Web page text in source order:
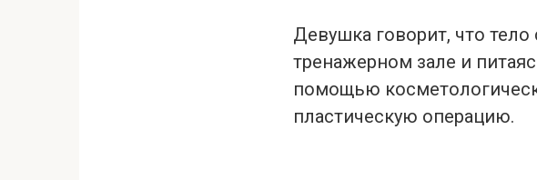
Девушка говорит, что
тренажерном зале и
помощью
пластическую операцию.